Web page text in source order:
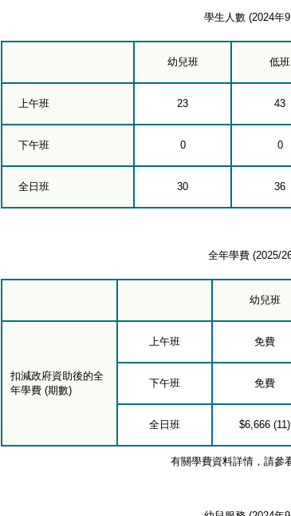
學生人數 (2024年
幼兒班 低班
上午班 23 43
下午班 0 0
全日班 30 36
全年學費 (2025/
幼兒班
扣減政府資助後的全
年學費 (期數)
上午班 免費
下午班 免費
全日班 $6,666 (11)
有關學費資料詳情，請參